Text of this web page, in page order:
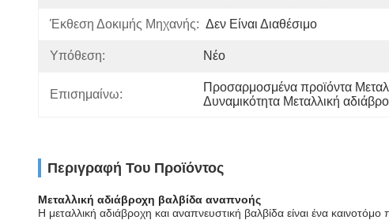
Έκθεση Δοκιμής Μηχανής: Δεν Είναι Διαθέσιμο
Υπόθεση: Νέο
Επισημαίνω:
Προσαρμοσμένα προϊόντα
Δυναμικότητα Μεταλλική
Περιγραφή Του Προϊόντος
Μεταλλική αδιάβροχη βαλβίδα αναπνοής
Η μεταλλική αδιάβροχη και αναπνευστική βαλβίδα είναι ένα